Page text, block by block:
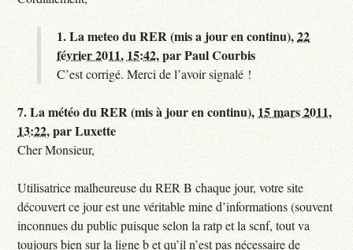
1.La meteo du RER (mis a jour en continu),22
février 2011, 15:42,parPaul Courbis
C’est corrigé. Merci de l’avoir signalé !
7.La météo du RER (mis à jour en continu), 15 mars 2011,
13:22,parLuxette
Cher Monsieur,
Utilisatrice malheureuse du RER B chaque jour, votre site
découvert ce jour est une véritable mine d’informations (souvent
inconnues du public puisque selon la ratp et la scnf, tout va
toujours bien sur la ligne b et qu’il n’est pas nécessaire de